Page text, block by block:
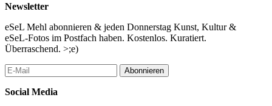
13:00 — 18:00 H /SPECIAL EVENT, FÜHRUNG
diverse Studios in ganz Wien
13:00 — 19:00 H /AUSSTELLUNG, EINTRITT FREI
House of INCITING PASSION
Newsletter
eSeL Mehl abonnieren & jeden Donnerstag Kunst, Kultur &
eSeL-Fotos im Postfach haben. Kostenlos. Kuratiert.
Überraschend. >;e)
Abonnieren
Social Media